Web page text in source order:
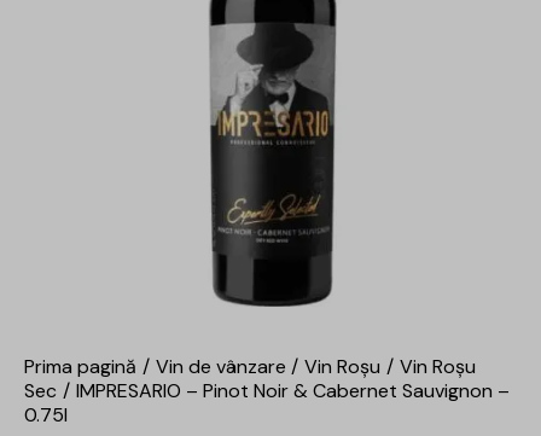
Prima pagină Vin de vânzare Vin Roșu
Vin Roșu
Sec
IMPRESARIO – Pinot Noir & Cabernet Sauvignon –
0.75l